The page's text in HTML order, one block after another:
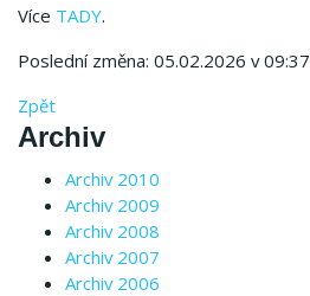
Více TADY.
Poslední změna: 05.02.2026 v 09:37
Zpět
Archiv
Archiv 2010
Archiv 2009
Archiv 2008
Archiv 2007
Archiv 2006